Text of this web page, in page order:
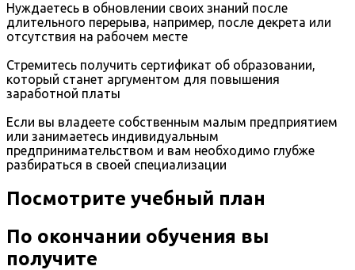
Нуждаетесь в обновлении своих знаний после
длительного перерыва, например, после декрета или
отсутствия на рабочем месте
Стремитесь получить сертификат об образовании,
который станет аргументом для повышения
заработной платы
Если вы владеете собственным малым предприятием
или занимаетесь индивидуальным
предпринимательством и вам необходимо глубже
разбираться в своей специализации
Посмотрите учебный план
По окончании обучения вы
получите